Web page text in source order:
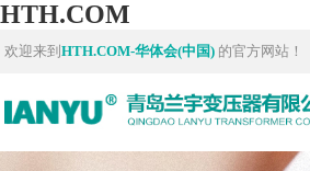
HTH.COM
欢迎来到HTH.COM-华体会(中国) 的官方网站！